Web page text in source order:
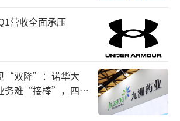
像是一种营销策略。
”除了体现在饮食上，还延伸
年前正是宠物进行洗澡美容的
营收全面承压
“双降”：诺华大
难“接棒”，四大